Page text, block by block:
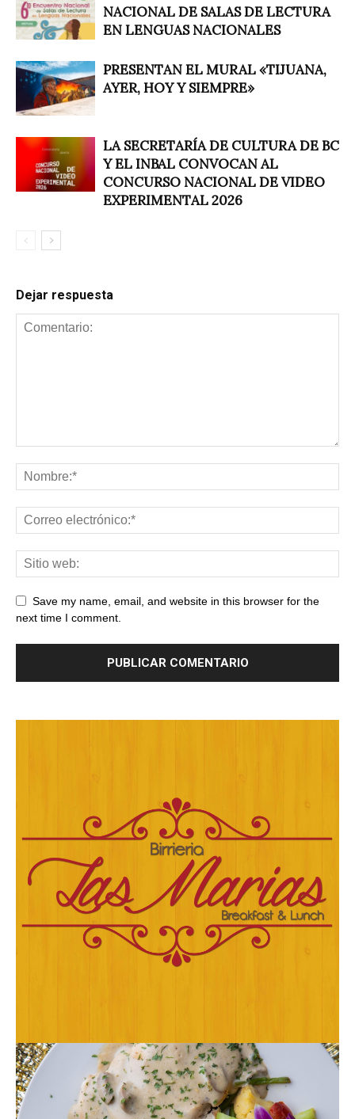
NACIONAL DE SALAS DE LECTURA
EN LENGUAS NACIONALES
PRESENTAN EL MURAL «TIJUANA,
AYER, HOY Y SIEMPRE»
LA SECRETARÍA DE CULTURA DE BC
Y EL INBAL CONVOCAN AL
CONCURSO NACIONAL DE VIDEO
EXPERIMENTAL 2026
Dejar respuesta
Save my name, email, and website in this browser for the
next time I comment.